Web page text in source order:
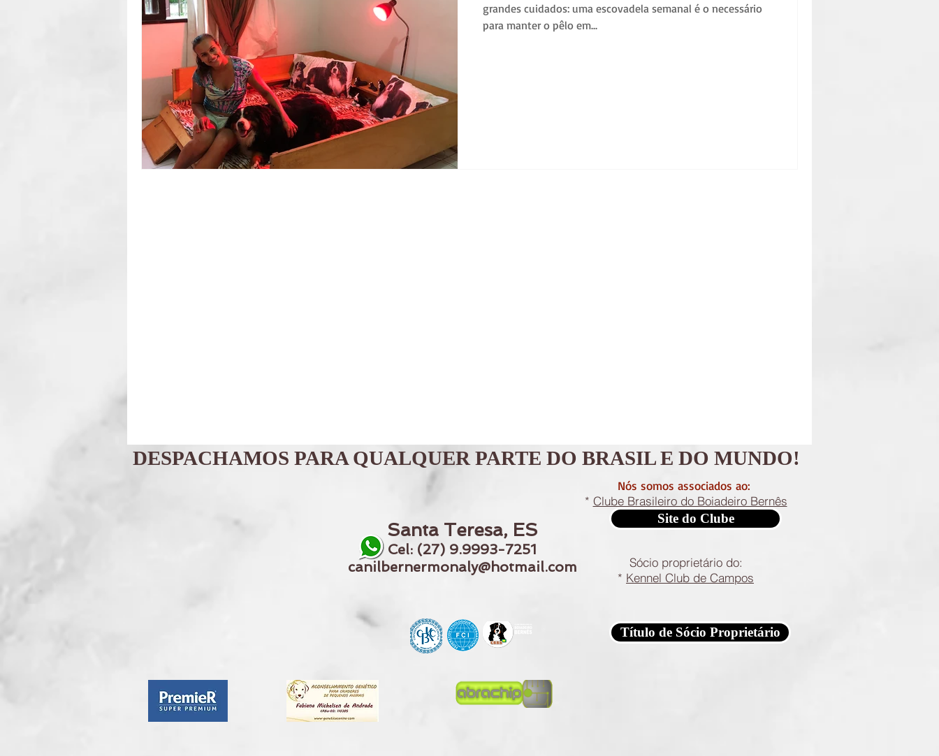
grandes cuidados: uma escovadela semanal é o necessário
para manter o pêlo em...
DESPACHAMOS PARA QUALQUER PARTE DO BRASIL E DO MUNDO!
Santa Teresa, ES
Cel: (27) 9.9993-7251
canilbernermonaly@hotmail.com
Nós somos associados ao:
* Clube Brasileiro do Boiadeiro Bernês
Sócio proprietário do:
* Kennel Club de Campos
Site do Clube
Título de Sócio Proprietário